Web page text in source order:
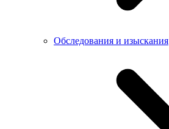
Обследования и изыскания